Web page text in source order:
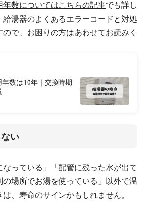
数についてはこちらの記事でも詳し
給湯器のよくあるエラーコードと対処
で、お困りの方はあわせてお読みく
数は10年｜交換時期
い
なっている」「配管に残った水が出て
の場所でお湯を使っている」以外で温
、寿命のサインかもしれません。